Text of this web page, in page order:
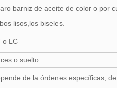
barniz de aceite de color o por
lisos,los biseles.
o LC
o suelto
de la órdenes específicas,